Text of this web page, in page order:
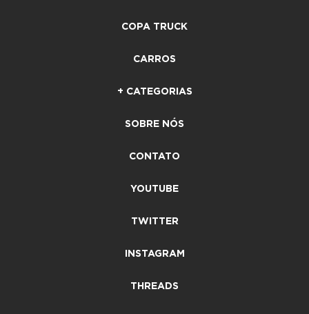
COPA TRUCK
CARROS
+ CATEGORIAS
SOBRE NÓS
CONTATO
YOUTUBE
TWITTER
INSTAGRAM
THREADS